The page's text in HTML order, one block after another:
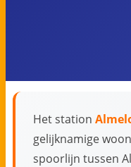
Het station
gelijknamige
spoorlijn tussen